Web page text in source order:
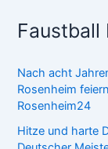
Faustball
Nach acht
Rosenheim
Rosenheim24
Hitze und harte